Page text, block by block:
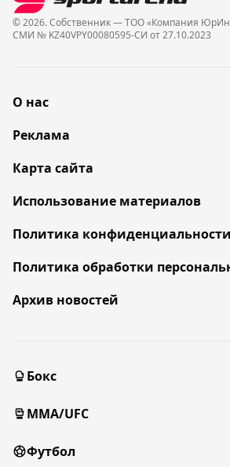
© 2026. Собственник — ТОО «Компания
СМИ № KZ40VPY00080595-СИ от 27.10.2023
О нас
Реклама
Карта сайта
Использование материалов
Политика конфиденциальности
Политика обработки
Архив новостей
Бокс
MMA/UFC
Футбол